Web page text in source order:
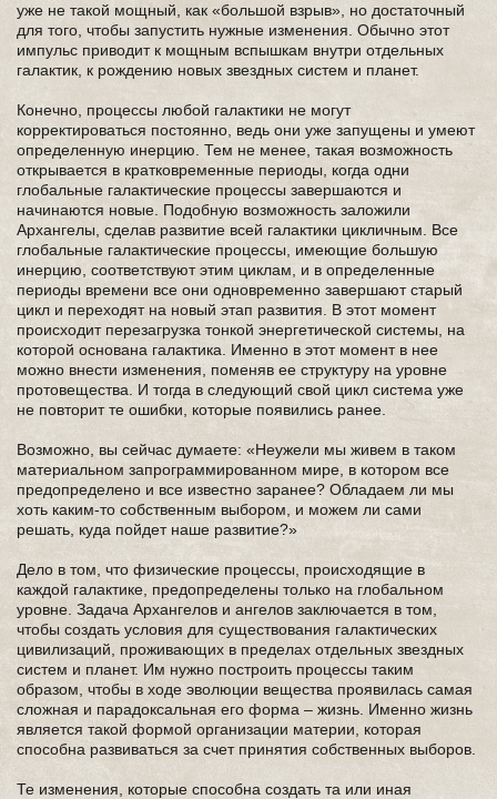
уже не такой мощный, как «большой взрыв», но достаточный
для того, чтобы запустить нужные изменения. Обычно этот
импульс приводит к мощным вспышкам внутри отдельных
галактик, к рождению новых звездных систем и планет.
Конечно, процессы любой галактики не могут
корректироваться постоянно, ведь они уже запущены и умеют
определенную инерцию. Тем не менее, такая возможность
открывается в кратковременные периоды, когда одни
глобальные галактические процессы завершаются и
начинаются новые. Подобную возможность заложили
Архангелы, сделав развитие всей галактики цикличным. Все
глобальные галактические процессы, имеющие большую
инерцию, соответствуют этим циклам, и в определенные
периоды времени все они одновременно завершают старый
цикл и переходят на новый этап развития. В этот момент
происходит перезагрузка тонкой энергетической системы, на
которой основана галактика. Именно в этот момент в нее
можно внести изменения, поменяв ее структуру на уровне
протовещества. И тогда в следующий свой цикл система уже
не повторит те ошибки, которые появились ранее.
Возможно, вы сейчас думаете: «Неужели мы живем в таком
материальном запрограммированном мире, в котором все
предопределено и все известно заранее? Обладаем ли мы
хоть каким-то собственным выбором, и можем ли сами
решать, куда пойдет наше развитие?»
Дело в том, что физические процессы, происходящие в
каждой галактике, предопределены только на глобальном
уровне. Задача Архангелов и ангелов заключается в том,
чтобы создать условия для существования галактических
цивилизаций, проживающих в пределах отдельных звездных
систем и планет. Им нужно построить процессы таким
образом, чтобы в ходе эволюции вещества проявилась самая
сложная и парадоксальная его форма – жизнь. Именно жизнь
является такой формой организации материи, которая
способна развиваться за счет принятия собственных выборов.
Те изменения, которые способна создать та или иная